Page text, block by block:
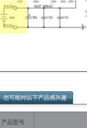
您可能对以下产品感兴趣
产品型号